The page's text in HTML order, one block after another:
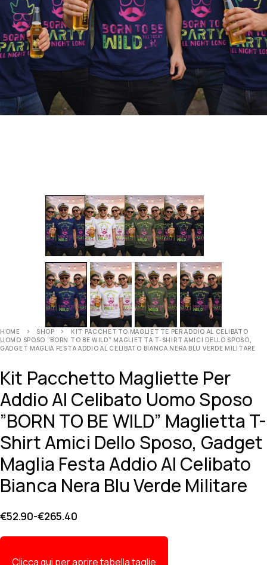
HOME SHOP
KIT PACCHETTO MAGLIETTE PER ADDIO AL CELIBATO
UOMO SPOSO ”BORN TO BE WILD” MAGLIETTA T-SHIRT AMICI DELLO SPOSO,
GADGET MAGLIA FESTA ADDIO AL CELIBATO BIANCA NERA BLU VERDE MILITARE
Kit Pacchetto Magliette Per
Addio Al Celibato Uomo Sposo
”BORN TO BE WILD” Maglietta T-
Shirt Amici Dello Sposo, Gadget
Maglia Festa Addio Al Celibato
Bianca Nera Blu Verde Militare
€52.90-€265.40
Clicca qui per aprire tabella taglie